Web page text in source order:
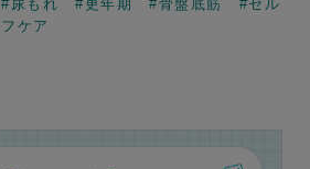
#尿もれ
#更年期 #骨盤底筋
#セル
フケア